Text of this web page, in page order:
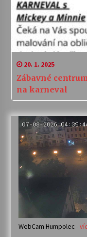
20. 1. 2025
Zábavné
na karneval
WebCam Humpolec -